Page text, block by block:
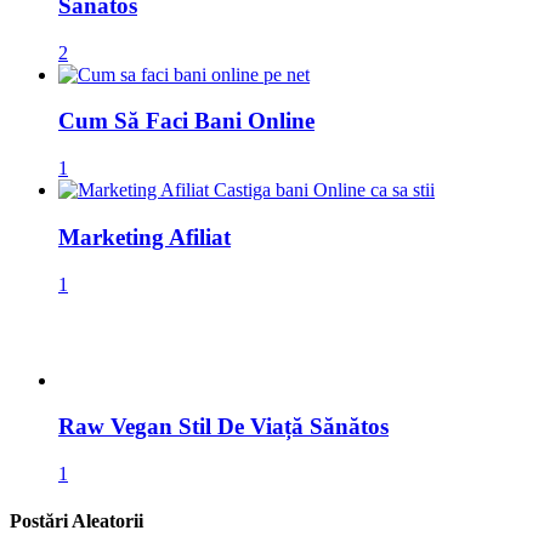
Sănătos
2
Cum Să Faci Bani Online
1
Marketing Afiliat
1
Raw Vegan Stil De Viață Sănătos
1
Postări Aleatorii